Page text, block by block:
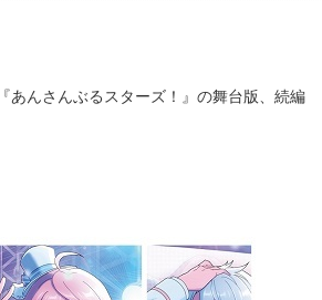
あんさんぶるスターズ！』の舞台版、続編